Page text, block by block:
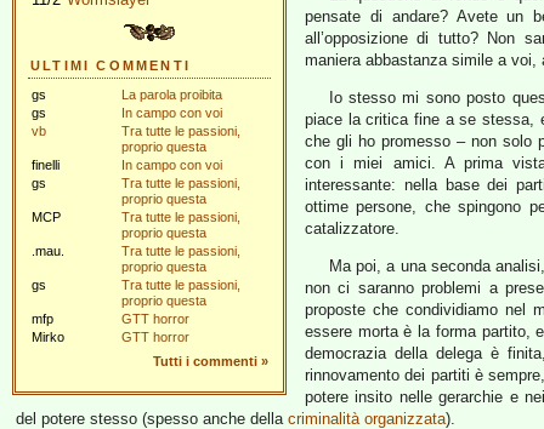
ULTIMI COMMENTI
gs
La parola proibita
gs
In campo con voi
vb
Tra tutte le passioni,
proprio questa
finelli
In campo con voi
gs
Tra tutte le passioni,
proprio questa
MCP
Tra tutte le passioni,
proprio questa
.mau.
Tra tutte le passioni,
proprio questa
gs
Tra tutte le passioni,
proprio questa
mfp
GTT horror
Mirko
GTT horror
Tutti i commenti »
pensate di andare? Avete un
all’opposizione di tutto? Non
maniera abbastanza simile a voi,
Io stesso mi sono posto
piace la critica fine a se stessa,
che gli ho promesso – non solo
con i miei amici. A prima
interessante: nella base dei
ottime persone, che spingono
catalizzatore.
Ma poi, a una seconda
non ci saranno problemi a
proposte che condividiamo nel
essere morta è la forma partito,
democrazia della delega è
rinnovamento dei partiti è
potere insito nelle gerarchie e
del potere stesso (spesso anche della criminalità organizzata).